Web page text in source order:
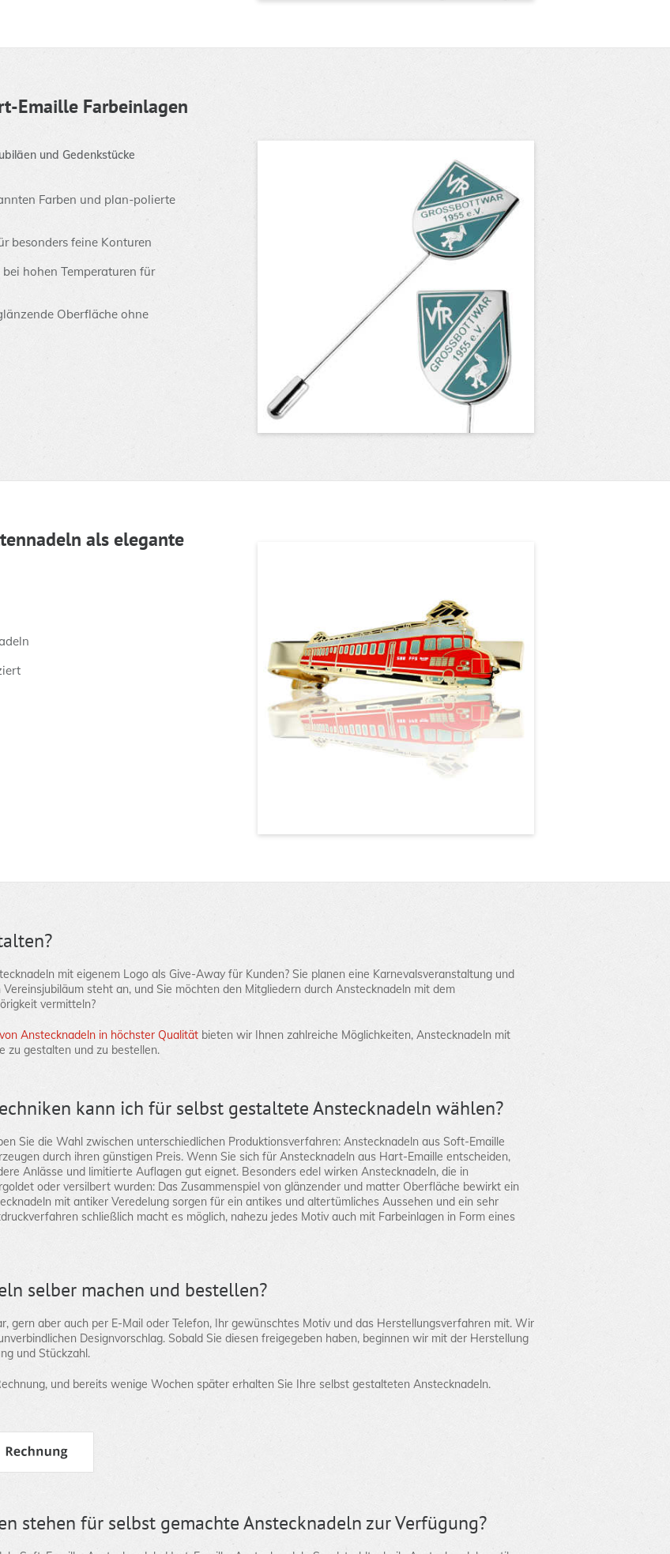
Emaille Farbeinlagen
und Gedenkstücke
Farben und plan-polierte
besonders feine Konturen
hohen Temperaturen für
Oberfläche ohne
als elegante
mit eigenem Logo als Give-Away für Kunden? Sie planen eine Karnevalsveranstaltung und
steht an, und Sie möchten den Mitgliedern durch Anstecknadeln mit dem
vermitteln?
Anstecknadeln in höchster Qualität bieten wir Ihnen zahlreiche Möglichkeiten, Anstecknadeln mit
zu gestalten und zu bestellen.
kann ich für selbst gestaltete Anstecknadeln wählen?
Sie die Wahl zwischen unterschiedlichen Produktionsverfahren: Anstecknadeln aus Soft-Emaille
durch ihren günstigen Preis. Wenn Sie sich für Anstecknadeln aus Hart-Emaille entscheiden,
Anlässe und limitierte Auflagen gut eignet. Besonders edel wirken Anstecknadeln, die in
oder versilbert wurden: Das Zusammenspiel von glänzender und matter Oberfläche bewirkt ein
mit antiker Veredelung sorgen für ein antikes und altertümliches Aussehen und ein sehr
schließlich macht es möglich, nahezu jedes Motiv auch mit Farbeinlagen in Form eines
selber machen und bestellen?
gern aber auch per E-Mail oder Telefon, Ihr gewünschtes Motiv und das Herstellungsverfahren mit. Wir
Designvorschlag. Sobald Sie diesen freigegeben haben, beginnen wir mit der Herstellung
und Stückzahl.
und bereits wenige Wochen später erhalten Sie Ihre selbst gestalteten Anstecknadeln.
stehen für selbst gemachte Anstecknadeln zur Verfügung?